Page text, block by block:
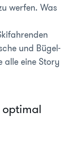
werfen. Was
und Bügel-
alle eine Story